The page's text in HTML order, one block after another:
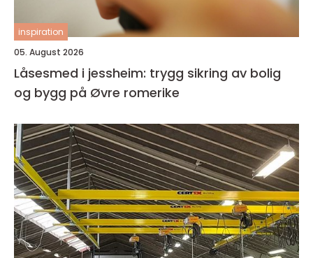
inspiration
05. August 2026
Låsesmed i jessheim: trygg sikring av bolig
og bygg på Øvre romerike